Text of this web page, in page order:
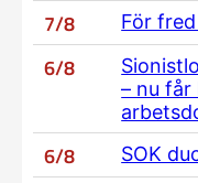
7/8 För
6/8
– nu
6/8 SOK